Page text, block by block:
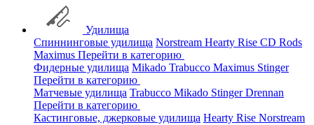
Удилища
Спиннинговые удилища Norstream Hearty Rise CD Rods
Maximus Перейти в категорию
Фидерные удилища Mikado Trabucco Maximus Stinger
Перейти в категорию
Матчевые удилища Trabucco Mikado StingerDrennan
Перейти в категорию
Кастинговые, джерковые удилища Hearty Rise Norstream